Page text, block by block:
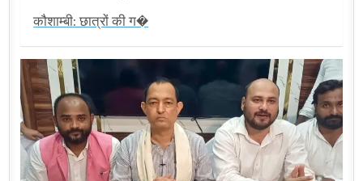
कौशाम्बी: छात्रों की ग�